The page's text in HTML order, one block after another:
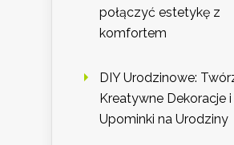
połączyć estetykę z
komfortem
DIY Urodzinowe:
Kreatywne Dekoracje i
Upominki na Urodziny